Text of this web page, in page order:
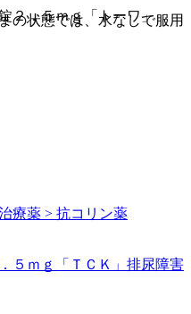
２．５ｍｇ「トーワ」
の状態では、水なしで服用
療薬 > 抗コリン薬
５ｍｇ「ＴＣＫ」 排尿障害